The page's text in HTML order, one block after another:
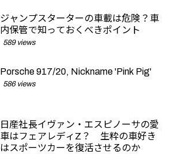
ジャンプスターターの車載は危険？車
内保管で知っておくべきポイント
589 views
Porsche 917/20, Nickname 'Pink Pig'
586 views
日産社長イヴァン・エスピノーサの愛
車はフェアレディZ？ 生粋の車好き
はスポーツカーを復活させるのか